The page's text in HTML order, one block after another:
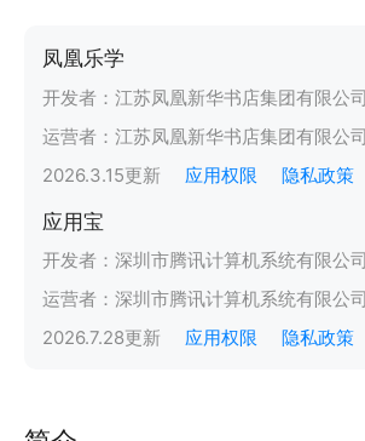
凤凰乐学
开发者： 江苏凤凰新华书店集团有限公司
运营者： 江苏凤凰新华书店集团有限公司
2026.3.15更新 应用权限 隐私政策
应用宝
开发者： 深圳市腾讯计算机系统有限公司
运营者： 深圳市腾讯计算机系统有限公司
2026.7.28更新 应用权限 隐私政策